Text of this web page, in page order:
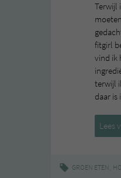
Terwijl
fitgirl
vind ik
terwijl
daar is
Lees
GROEN ETEN,